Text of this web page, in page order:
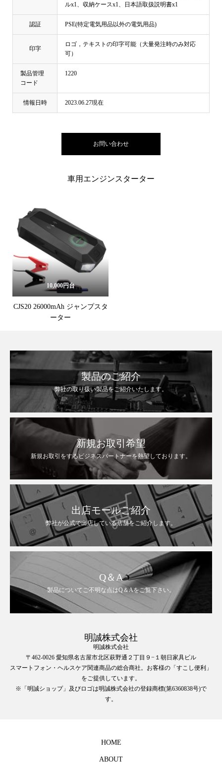
ルx1、収納ケースx1、日本語取扱説明書x1
認証 PSE(特定電気用品以外の電気用品)
印字
ロゴ，テキストの印字可能（大量発注時のみ対応
可）
製品管理
コード
1220
情報日時 2023.06.27現在
お問い合わせ
車用エンジンスターター
10,000円台
CJS20 26000mAh ジャンプスタ
ーター
製品のご紹介
弊社の取り扱い製品をご紹介いたします。
新規お取引希望
新規お取引をするビジネスパートナーを熱望しております。
出店モールご紹介
弊社が公式で出店している店舗をご紹介します。
Q＆A
製品についてご不明な点はQ＆Aをご覧下さい。
明誠株式会社
明誠株式会社
〒462-0026 愛知県名古屋市北区萩野通２丁目９−１朝日家具ビル
スマートフォン・ヘルスケア関連商品の総合商社。お客様の「すこし便利」
をご提供しています。
※「明誠ショップ」及びロゴは明誠株式会社の登録商標(第6360838号)で
す。
HOME
ABOUT